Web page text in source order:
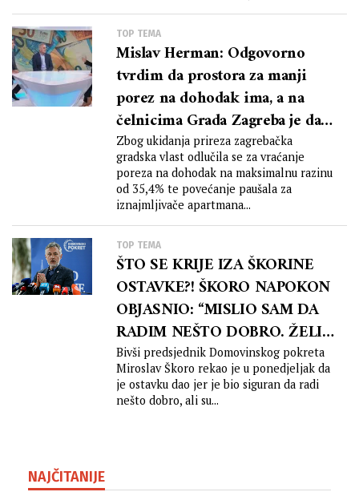
TOP TEMA
Mislav Herman: Odgovorno
tvrdim da prostora za manji
porez na dohodak ima, a na
čelnicima Grada Zagreba je da
nađu način da omoguće
građanima da imaju veće plaće
Zbog ukidanja prireza zagrebačka
gradska vlast odlučila se za vraćanje
poreza na dohodak na maksimalnu razinu
od 35,4% te povećanje paušala za
iznajmljivače apartmana...
TOP TEMA
ŠTO SE KRIJE IZA ŠKORINE
OSTAVKE?! ŠKORO NAPOKON
OBJASNIO: “MISLIO SAM DA
RADIM NEŠTO DOBRO. ŽELIO
SAM NAPREDAK DP-a, ALI
ČLANOVI SU TO KRIVO
PROTUMAČILI”
Bivši predsjednik Domovinskog pokreta
Miroslav Škoro rekao je u ponedjeljak da
je ostavku dao jer je bio siguran da radi
nešto dobro, ali su...
NAJČITANIJE